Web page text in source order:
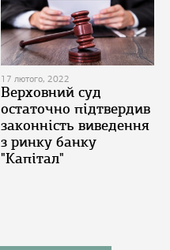
17 лютого, 2022
Верховний суд
остаточно підтвердив
законність виведення
з ринку банку
"Капітал"